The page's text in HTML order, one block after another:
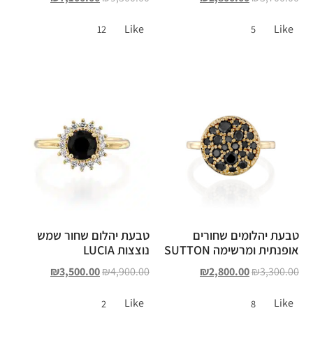
Like
5
Like
12
טבעת יהלומים שחורים
אופנתית ומרשימה SUTTON
₪3,300.00
₪2,800.00
Like
8
טבעת יהלום שחור שמש
נוצצות LUCIA
₪4,900.00
₪3,500.00
Like
2